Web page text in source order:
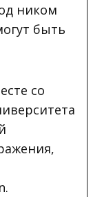
ником
быть
со